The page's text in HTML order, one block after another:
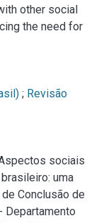
other social
the need for
; Revisão
sociais
uma
Conclusão de
Departamento